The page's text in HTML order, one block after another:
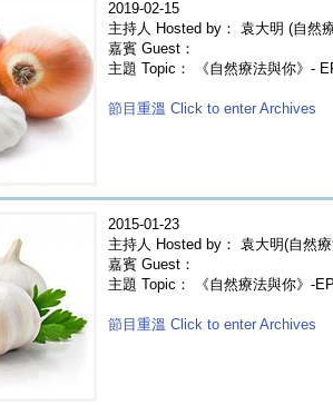
2019-02-15
主持人 Hosted by： 袁大明 (自然
嘉賓 Guest：
主題 Topic： 《自然療法與你》-
節目重溫 Click to enter Archives
2015-01-23
主持人 Hosted by： 袁大明(自然
嘉賓 Guest：
主題 Topic： 《自然療法與你》-
節目重溫 Click to enter Archives